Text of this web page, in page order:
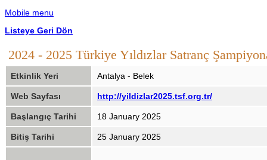
Mobile menu
Listeye Geri Dön
2024 - 2025 Türkiye Yıldızlar Satranç
Etkinlik Yeri Antalya - Belek
Web Sayfası http://yildizlar2025.tsf.org.tr/
Başlangıç Tarihi 18 January 2025
Bitiş Tarihi 25 January 2025